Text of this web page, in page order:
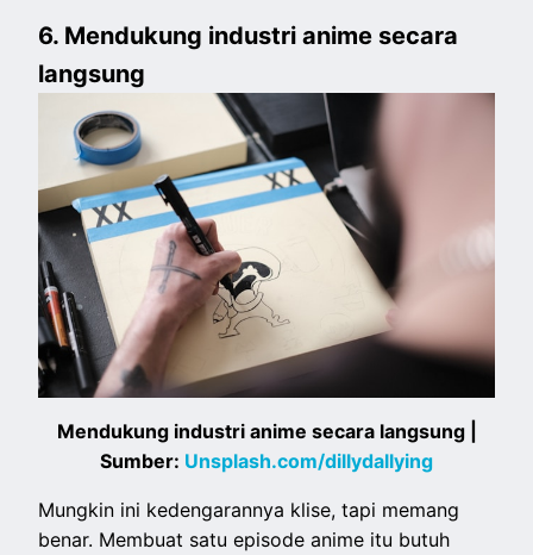
6. Mendukung industri anime secara
langsung
Mendukung industri anime secara langsung |
Sumber: Unsplash.com/dillydallying
Mungkin ini kedengarannya klise, tapi memang
benar. Membuat satu episode anime itu butuh